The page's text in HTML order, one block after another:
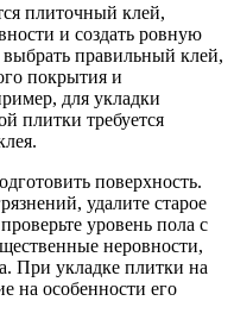
плиточный клей,
и создать ровную
правильный клей,
покрытия и
для укладки
плитки требуется
поверхность.
удалите старое
уровень пола с
неровности,
При укладке плитки на
на особенности его